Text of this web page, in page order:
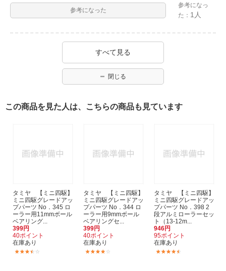
参考になった
参考になっ
た： 1人
すべて見る
閉じる
この商品を見た人は、こちらの商品も見ています
タミヤ 【ミニ四駆】
ミニ四駆グレードアッ
プパーツ No．345 ロ
ーラー用11mmボール
ベアリング...
399円
40ポイント
在庫あり
タミヤ 【ミニ四駆】
ミニ四駆グレードアッ
プパーツ No．344 ロ
ーラー用9mmボール
ベアリングセ...
399円
40ポイント
在庫あり
タミヤ 【ミニ四駆】
ミニ四駆グレードアッ
プパーツ No．398 2
段アルミローラーセッ
ト（13-12m...
946円
95ポイント
在庫あり